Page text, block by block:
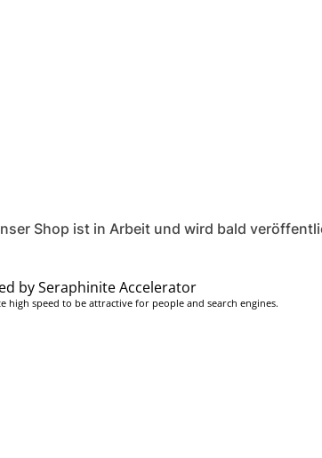
Shop ist in Arbeit und wird bald
by Seraphinite Accelerator
high speed to be attractive for people and search engines.